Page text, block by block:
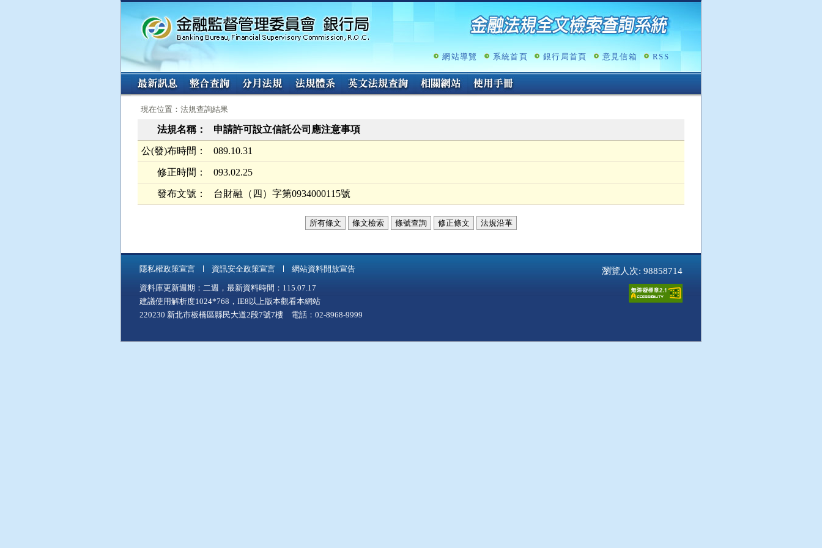
跳
容
網站導覽 系統首頁 銀行局首頁 意見信箱 RSS
:::
現在位置：法規查詢結果
法規名稱： 申請許可設立信託公司應注意事項
公(發)布時間： 089.10.31
修正時間： 093.02.25
發布文號： 台財融（四）字第0934000115號
所有條文 條文檢索 條號查詢 修正條文 法規沿革
隱私權政策宣言 資訊安全政策宣言 網站資料開放宣告 瀏覽人次: 98858714
資料庫更新週期：二週，最新資料時間：115.07.17
建議使用解析度1024*768，IE8以上版本觀看本網站
220230 新北市板橋區縣民大道2段7號7樓 電話：02-8968-9999